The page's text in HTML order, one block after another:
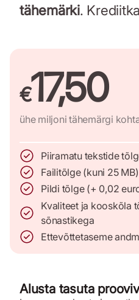
tähemärki.
€17,50
ühe miljoni tähemärgi
Piiramatu tekstide
Failitõlge (kuni 25 MB)
Pildi tõlge (+ 0,02
Kvaliteet ja kooskõla
sõnastikega
Ettevõttetaseme
Alusta tasuta